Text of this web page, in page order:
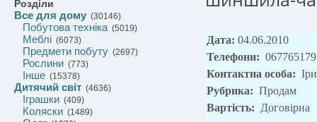
Розділи
Все для дому (30146)
Побутова техніка(5019)
Меблі (6073)
Предмети побуту (2697)
Рослини (773)
Інше (15378)
Дитячий світ (4636)
Іграшки (409)
Коляски (1489)
Дата: 04.06.2010
Телефони:
Контактна особа:
Рубрика: Продам
Вартість: Договірна